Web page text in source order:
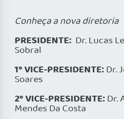
Conheça a nova diretoria
PRESIDENTE: Dr. Lucas
Sobral
1º VICE-PRESIDENTE:Dr.
Soares
2º VICE-PRESIDENTE:Dr.
Mendes Da Costa